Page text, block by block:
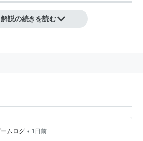
XIV
解説の続きを読む
ムログ • 1日前